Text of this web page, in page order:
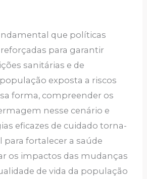
que políticas
para garantir
sanitárias e de
exposta a riscos
forma, compreender os
nesse cenário e
eficazes de cuidado torna-
fortalecer a saúde
os impactos das mudanças
de vida da população